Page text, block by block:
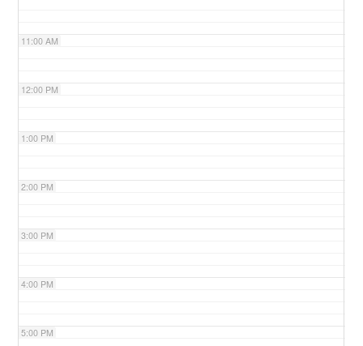
11:00 AM
12:00 PM
1:00 PM
2:00 PM
3:00 PM
4:00 PM
5:00 PM